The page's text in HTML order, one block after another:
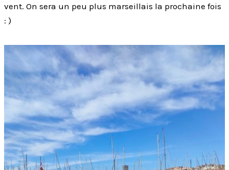
vent. On sera un peu plus marseillais la prochaine fois
: )